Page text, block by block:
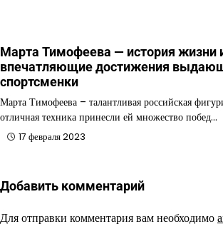
Марта Тимофеева — история жизни
впечатляющие достижения
спортсменки
Марта Тимофеева – талантливая российская
отличная техника принесли ей множество побед…
17 февраля 2023
Добавить комментарий
Для отправки комментария вам необходимо